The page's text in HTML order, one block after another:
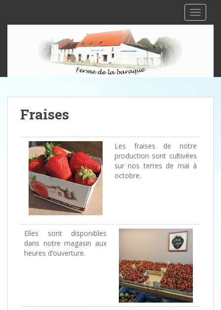
Fraises
Les fraises de notre
production sont cultivées
sur nos terres de mai à
octobre.
Elles sont disponibles
dans notre magasin aux
heures d’ouverture.